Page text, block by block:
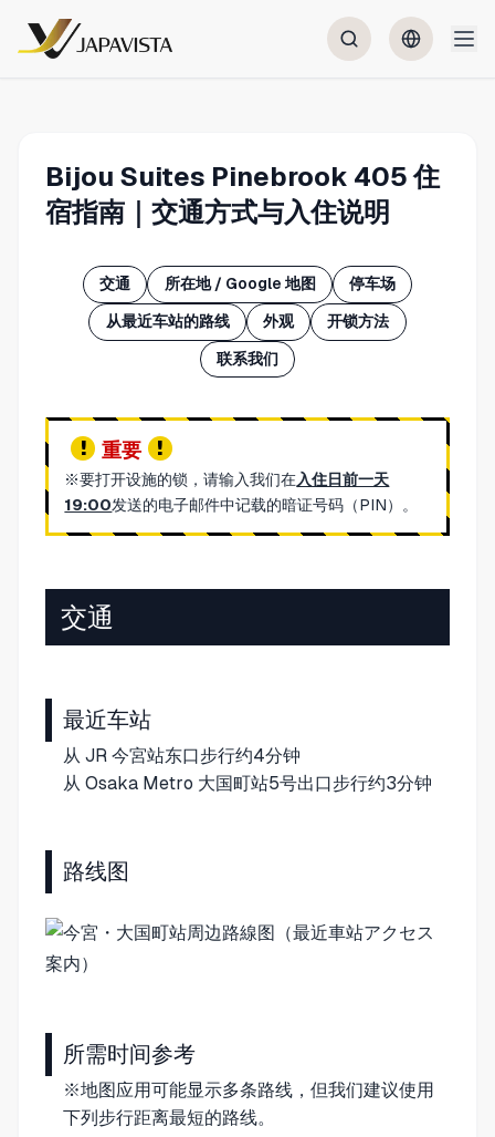
Bijou Suites Pinebrook 405 住
宿指南｜交通方式与入住说明
交通 所在地 / Google 地图 停车场
从最近车站的路线 外观 开锁方法
联系我们
重要
※要打开设施的锁，请输入我们在入住日前一天
19:00发送的电子邮件中记载的暗证号码（PIN）。
交通
最近车站
从 JR 今宮站东口步行约4分钟
从 Osaka Metro 大国町站5号出口步行约3分钟
路线图
所需时间参考
※地图应用可能显示多条路线，但我们建议使用
下列步行距离最短的路线。